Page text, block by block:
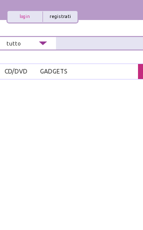
registrati
login
CD/DVD GADGETS